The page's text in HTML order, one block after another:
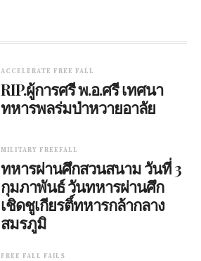
ACCELERATE FREE FALL
RIP.ผู้การศรี พ.อ.ศรี เทศนา
ทหารพลร่มป่าหวายอาลัย
MILITARY FREEFALL
ทหารผ่านศึกสวนสนาม วันที่ 3
กุมภาพันธ์ วันทหารผ่านศึก
เชิดชูเกียรติ์ทหารกล้ากลาง
สมรภูมิ
FREE FALL FAILS